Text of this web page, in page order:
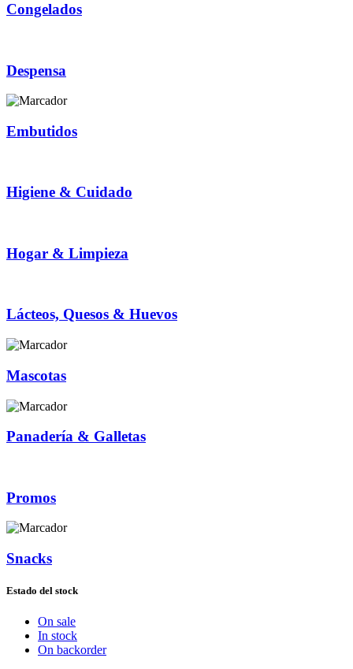
Congelados
Despensa
Embutidos
Higiene & Cuidado
Hogar & Limpieza
Lácteos, Quesos & Huevos
Mascotas
Panadería & Galletas
Promos
Snacks
Estado del stock
On sale
In stock
On backorder